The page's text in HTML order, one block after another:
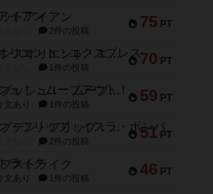
75 PT
トアイアン
2件の投稿
70 PT
トランスオリエント・エクスプレス
1件の投稿
59 PT
アンブッシュ！：ムーブアウト！
文あり 1件の投稿
51 PT
キャプテン・フリップ：イスラ・ボンバ
2件の投稿
46 PT
ストライク
文あり 1件の投稿